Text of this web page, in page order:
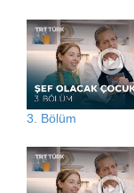
3. Bölüm